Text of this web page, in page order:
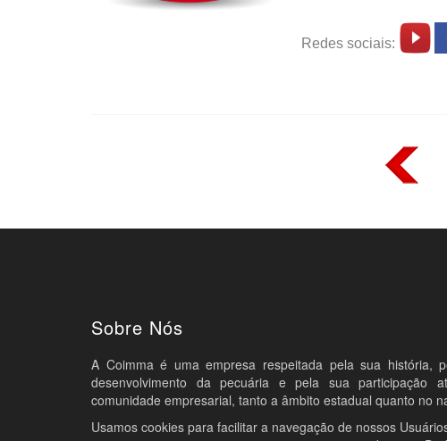
Redes sociais:
Sobre Nós
A Coimma é uma empresa respeitada pela sua história,
desenvolvimento da pecuária e pela sua participação
comunidade empresarial, tanto a âmbito estadual quanto no
Usamos cookies para facilitar a navegação de nossos